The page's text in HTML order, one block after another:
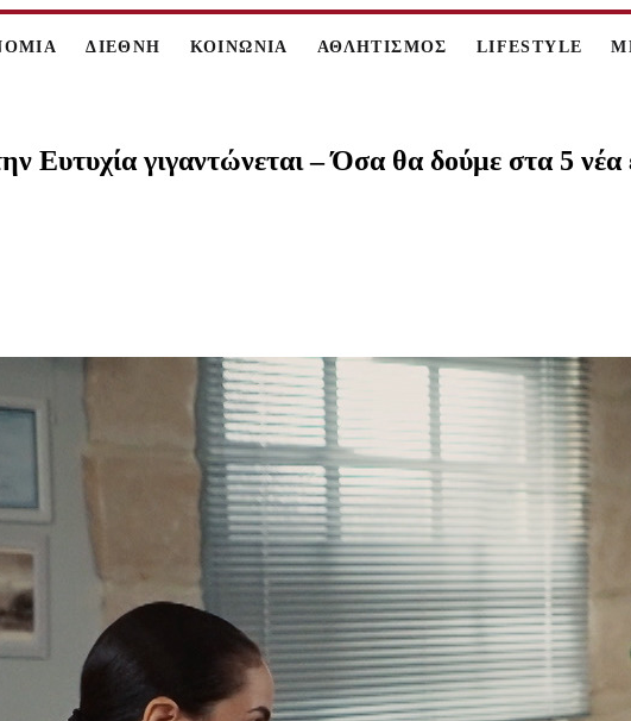
ΔΙΕΘΝΗ ΚΟΙΝΩΝΙΑ ΑΘΛΗΤΙΣΜΟΣ LIFESTYLE
γιγαντώνεται – Όσα θα δούμε στα 5 νέα